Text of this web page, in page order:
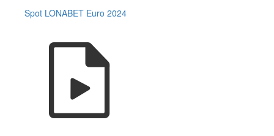
Spot LONABET Euro 2024